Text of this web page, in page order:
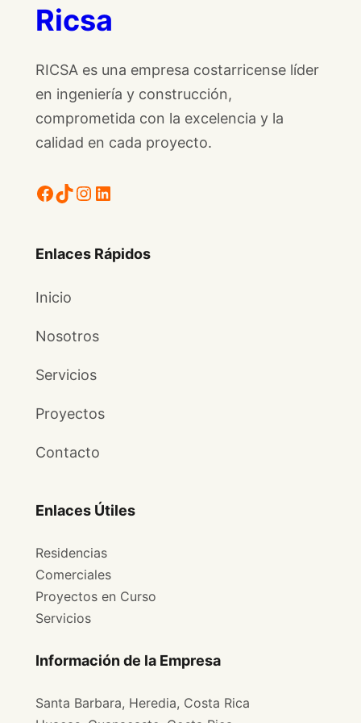
Ricsa
RICSA es una empresa costarricense líder
en ingeniería y construcción,
comprometida con la excelencia y la
calidad en cada proyecto.
Facebook TikTok Instagram LinkedIn
Enlaces Rápidos
Inicio
Nosotros
Servicios
Proyectos
Contacto
Enlaces Útiles
Residencias
Comerciales
Proyectos en Curso
Servicios
Información de la Empresa
Santa Barbara, Heredia, Costa Rica